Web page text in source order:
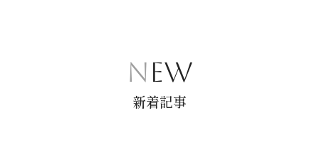
NEW
新着記事